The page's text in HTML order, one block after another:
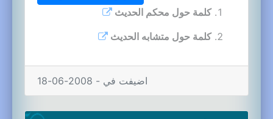
كلمة حول محكم الحديث
كلمة حول متشابه الحديث
اضيفت في - 2008-06-18